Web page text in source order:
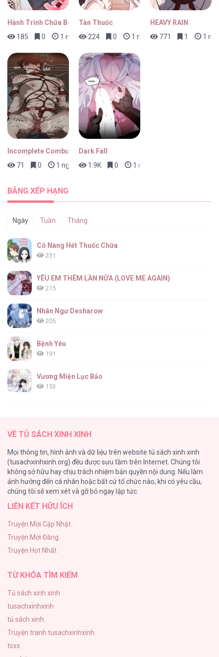
Hành Trình Chữa Bệnh Bám Chủ Của Cún Nhà Tôi
185
0 1 ngày trước
Tàn Thuốc
224
0 1 ngày trước
HEAVY RAIN
771
1 1
Incomplete Combustion
71
0 1 ngày trước
Dark Fall
1.9K
0 1 ngày trước
BẢNG XẾP HẠNG
Ngày Tuần Tháng
Cô Nàng Hết Thuốc Chữa
231
YÊU EM THÊM LẦN NỮA (LOVE ME AGAIN)
215
Nhân Ngư Desharow
205
Bệnh Yêu
191
Vương Miện Lục Bảo
153
132
ONESHOT CHỊCH
118
Kiếp Này Ta Sẽ Trở Thành Gia Chủ
Mùa Xuân Hoa Nở
103
VỀ TỦ SÁCH XINH XINH
Mọi thông tin, hình ảnh và dữ liệu trên website tủ sách xinh xinh
(tusachxinhxinh.org) đều được sưu tầm trên Internet. Chúng tôi
không sở hữu hay chịu trách nhiệm bản quyền nội dung. Nếu làm
ảnh hưởng đến cá nhân hoặc bất cứ tổ chức nào, khi có yêu cầu,
chúng tôi sẽ xem xét và gỡ bỏ ngay lập tức.
LIÊN KẾT HỮU ÍCH
Truyện Mới Cập Nhật
Truyện Mới Đăng
Truyện Hot Nhất
TỪ KHÓA TÌM KIẾM
Tủ sách xinh xinh
tusachxinhxinh
tủ sách xinh
Truyện tranh tusachxinhxinh
tsxx